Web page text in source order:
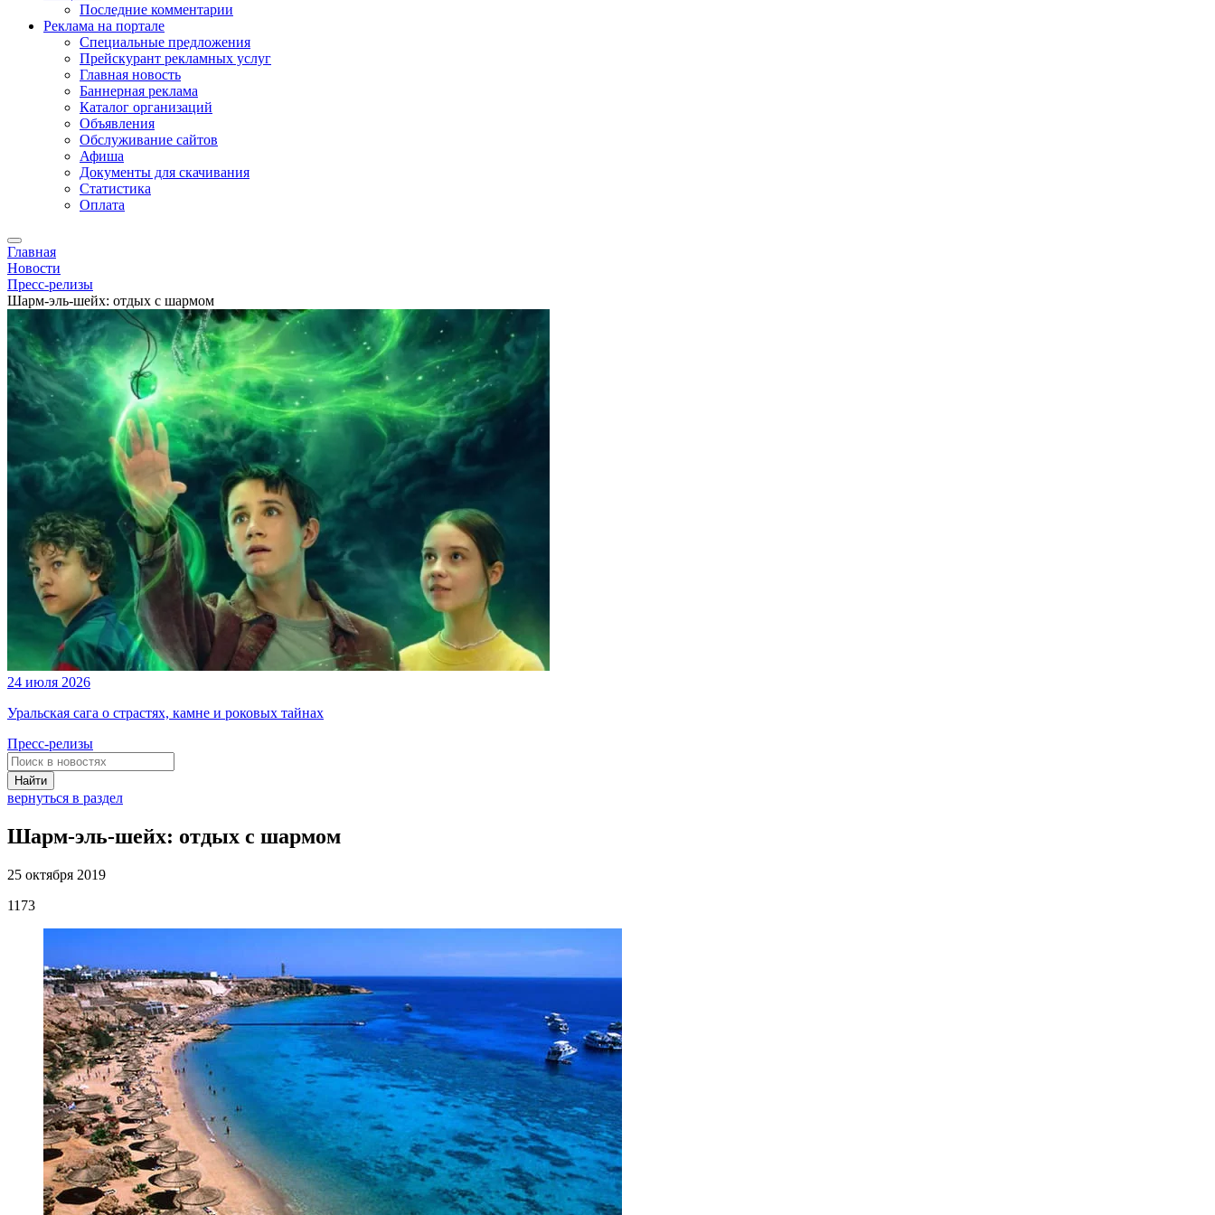
Последние комментарии
Реклама на портале
Специальные предложения
Прейскурант рекламных услуг
Главная новость
Баннерная реклама
Каталог организаций
Объявления
Обслуживание сайтов
Афиша
Документы для скачивания
Статистика
Оплата
Главная
Новости
Пресс-релизы
Шарм-эль-шейх: отдых с шармом
24 июля 2026
Уральская сага о страстях, камне и роковых тайнах
Пресс-релизы
Найти
вернуться в раздел
Шарм-эль-шейх: отдых с шармом
25 октября 2019
1173